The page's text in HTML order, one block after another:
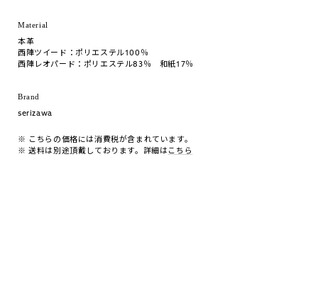
Material
本革
西陣ツイード：ポリエステル100％
西陣レオパード：ポリエステル83％ 和紙17％
Brand
serizawa
※ こちらの価格には消費税が含まれています。
※ 送料は別途頂戴しております。詳細は こちら